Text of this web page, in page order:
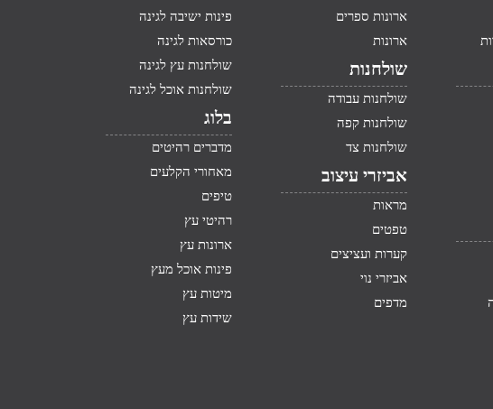
ארונות ספרים
ארונות
שולחנות
שולחנות עבודה
שולחנות קפה
שולחנות צד
אביזרי עיצוב
מראות
טפטים
קערות ועציצים
אביזרי נוי
מדפים
פינות ישיבה לגינה
כורסאות לגינה
שולחנות עץ לגינה
שולחנות אוכל לגינה
בלוג
מדברים רהיטים
מאחורי הקלעים
טיפים
רהיטי עץ
ארונות עץ
פינות אוכל מעץ
מיטות עץ
שידות עץ